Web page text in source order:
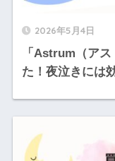
2026年5月4日
「Astrum（ア
た！夜泣きには